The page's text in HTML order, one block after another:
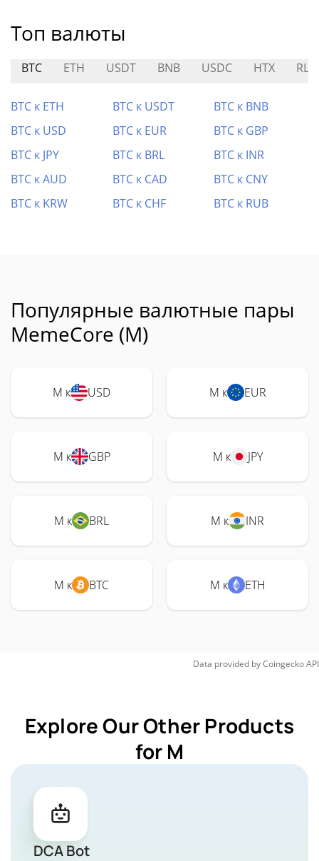
Топ валюты
BTC ETH USDT BNB USDC HTX
BTC к ETH BTC к USDT
BTC к BNB
BTC к USD
BTC к EUR
BTC к GBP
BTC к JPY
BTC к BRL
BTC к INR
BTC к AUD
BTC к CAD
BTC к CNY
BTC к KRW
BTC к CHF BTC к RUB
Популярные валютные пары
MemeCore (M)
M к USD M к EUR
M к GBP M к JPY
M к BRL M к INR
M к BTC M к ETH
Data provided byCoingeckoAPI
Explore Our Other Products
for M
DCA Bot